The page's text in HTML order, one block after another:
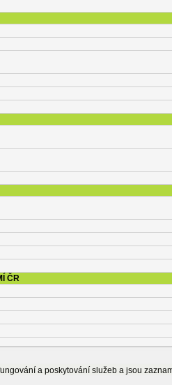
ČR
a poskytování služeb a jsou